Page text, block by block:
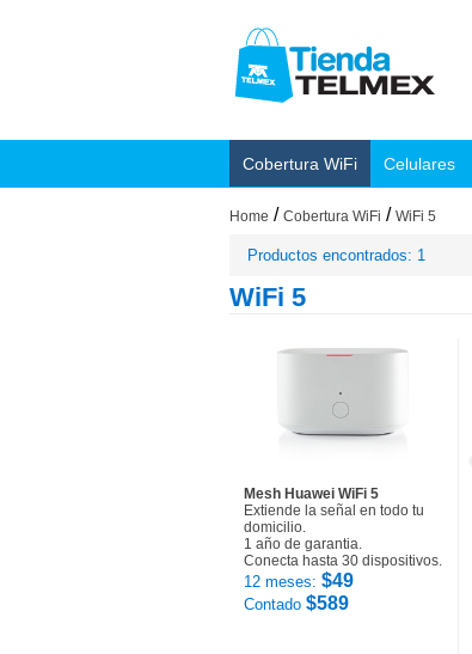
Cobertura WiFi Celulares
Home / Cobertura WiFi / WiFi 5
Productos encontrados: 1
WiFi 5
Mesh Huawei WiFi 5
Extiende la señal en todo tu
domicilio.
1 año de garantia.
Conecta hasta 30 dispositivos.
12 meses: $49
Contado $589